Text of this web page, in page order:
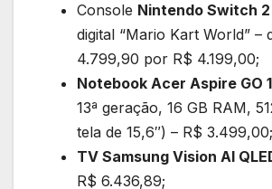
Console Nintendo Switch 2
digital “Mario Kart World” –
4.799,90 por R$ 4.199,00;
Notebook Acer Aspire GO
13ª geração, 16 GB RAM,
tela de 15,6″) – R$ 3.499,00;
TV Samsung Vision AI
R$ 6.436,89;